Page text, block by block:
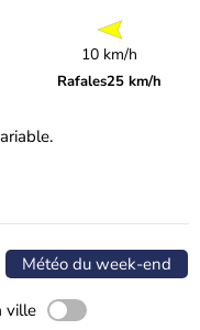
10 km/h
Rafales25 km/h
Météo du week-end
ville